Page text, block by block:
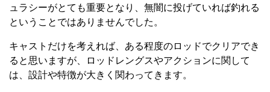
ュラシーがとても重要となり、無闇に投げていれば釣れる
ということではありませんでした。
キャストだけを考えれば、ある程度のロッドでクリアでき
ると思いますが、ロッドレングスやアクションに関して
は、設計や特徴が大きく関わってきます。